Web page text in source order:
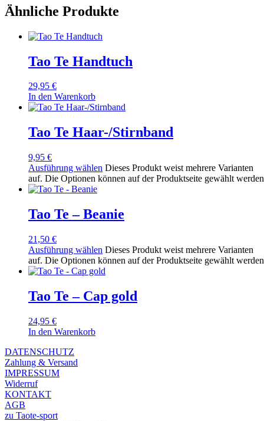
Ähnliche Produkte
Tao Te Handtuch
29,95 €
In den Warenkorb
Tao Te Haar-/Stirnband
9,95 €
Ausführung wählen Dieses Produkt weist mehrere Varianten
auf. Die Optionen können auf der Produktseite gewählt werden
Tao Te – Beanie
21,50 €
Ausführung wählen Dieses Produkt weist mehrere Varianten
auf. Die Optionen können auf der Produktseite gewählt werden
Tao Te – Cap gold
24,95 €
In den Warenkorb
DATENSCHUTZ
Zahlung & Versand
IMPRESSUM
Widerruf
KONTAKT
AGB
zu Taote-sport